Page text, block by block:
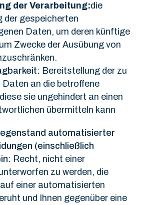
der Verarbeitung:die
der gespeicherten
Daten, um deren künftige
Zwecke der Ausübung von
Bereitstellung der zu
an die betroffene
sie ungehindert an einen
übermitteln kann
automatisierter
(einschließlich
Recht, nicht einer
zu werden, die
einer automatisierten
und Ihnen gegenüber eine